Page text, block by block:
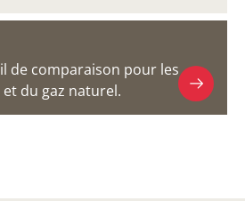
de comparaison pour les
du gaz naturel.